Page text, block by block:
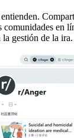
comunidades en
la gestión de la ira.